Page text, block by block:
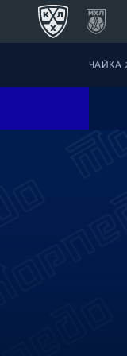
ЧАЙКА